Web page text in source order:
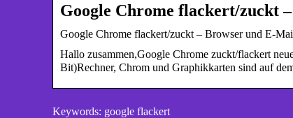
Google Chrome flackert/zuckt
Google Chrome flackert/zuckt – Browser und E-
Hallo zusammen,Google Chrome zuckt/flackert
Bit)Rechner, Chrom und Graphikkarten sind auf
Keywords: google flackert